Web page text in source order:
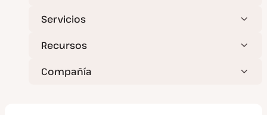
Servicios
Recursos
Compañía